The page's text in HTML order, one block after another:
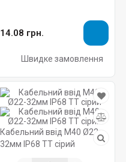
14.08 грн.
Швидке замовлення
Кабельний ввід M40 Ø22-
32мм IP68 TT сірий